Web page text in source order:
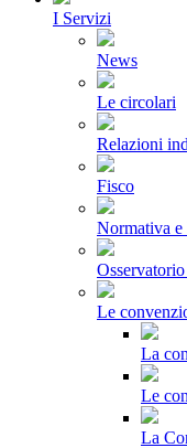
I Servizi
News
Le circolari
Relazioni
Fisco
Normativa
Le
La
Le
La